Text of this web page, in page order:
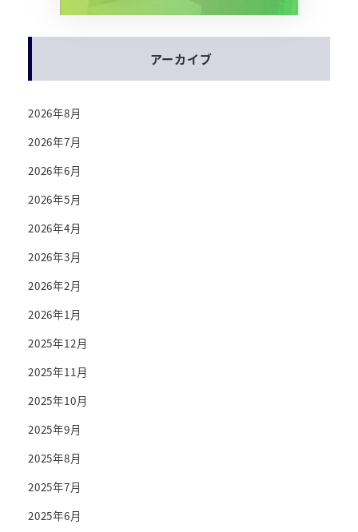
アーカイブ
2026年8月
2026年7月
2026年6月
2026年5月
2026年4月
2026年3月
2026年2月
2026年1月
2025年12月
2025年11月
2025年10月
2025年9月
2025年8月
2025年7月
2025年6月